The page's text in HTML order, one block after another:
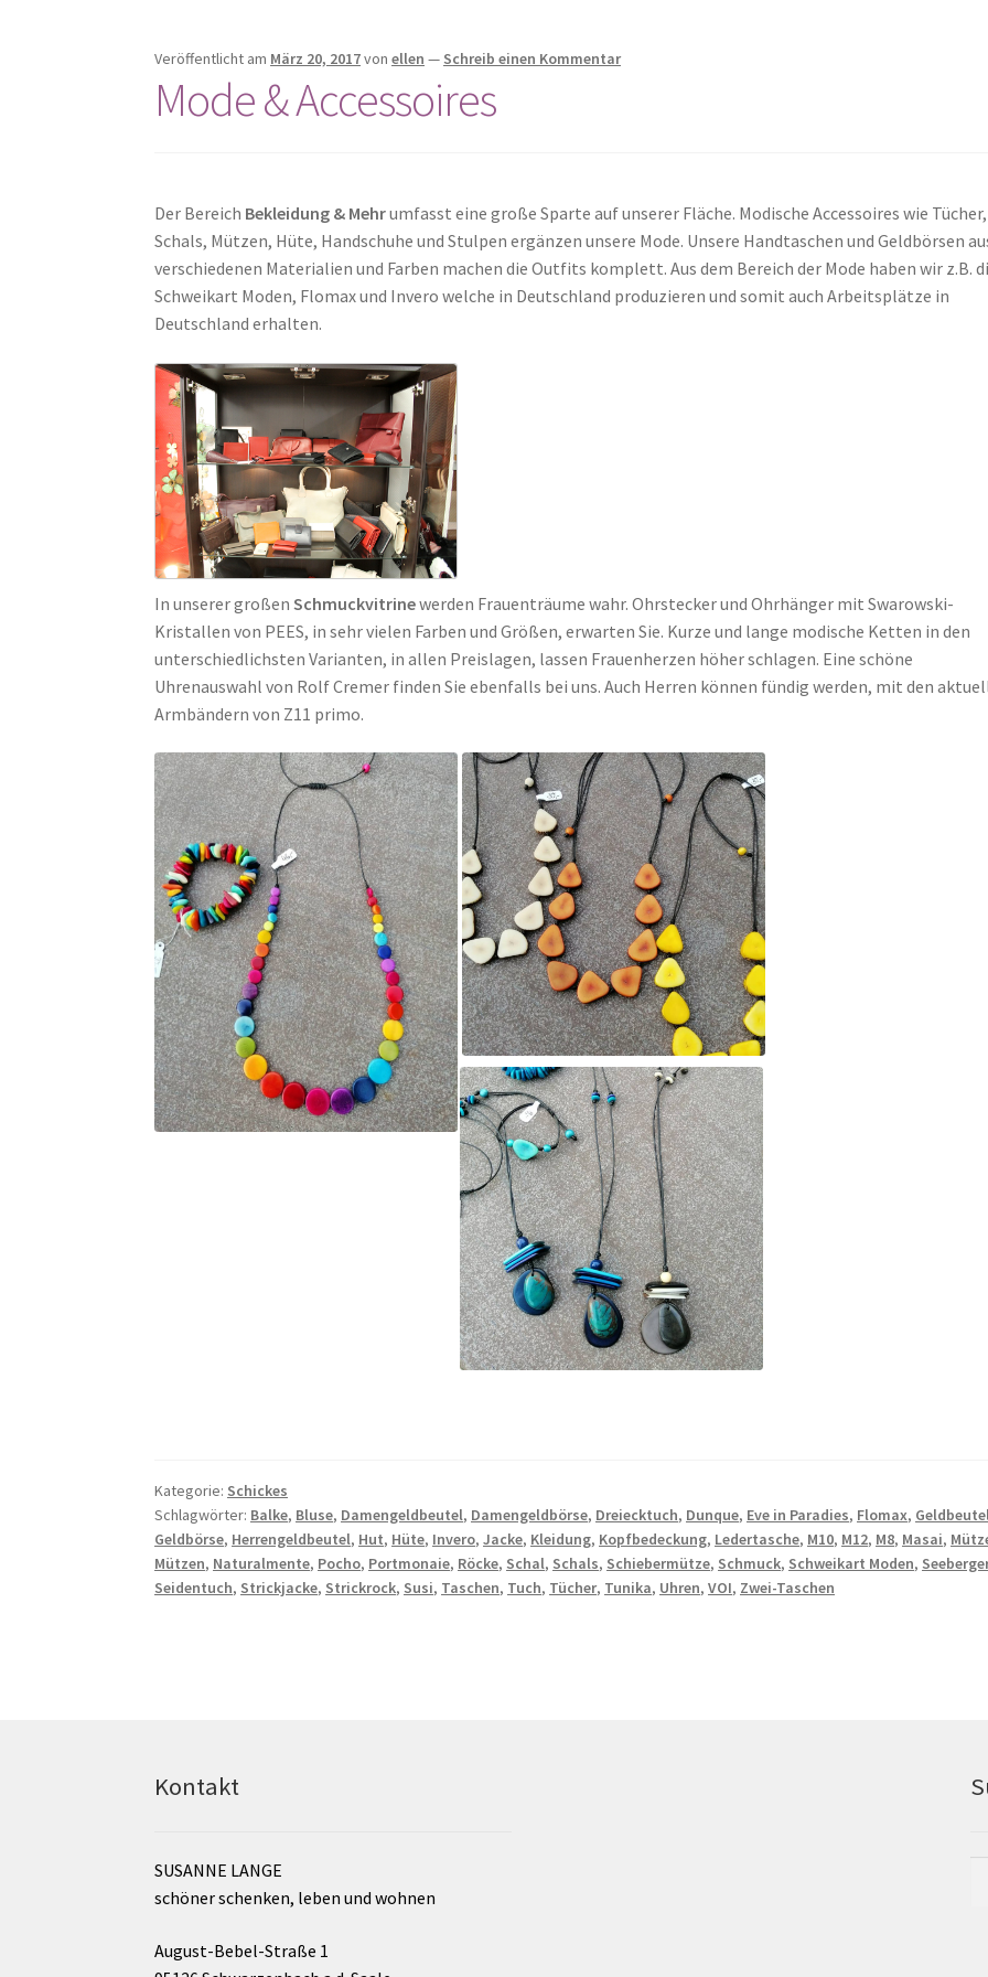
Veröffentlicht am März 20, 2017vonellen — Schreib einen Kommentar
Mode & Accessoires
Der Bereich Bekleidung & Mehrumfasst eine große Sparte auf unserer Fläche. Modische Accessoires wie Tücher,
Schals, Mützen, Hüte, Handschuhe und Stulpen ergänzen unsere Mode. Unsere Handtaschen und Geldbörsen
verschiedenen Materialien und Farben machen die Outfits komplett. Aus dem Bereich der Mode haben wir z.B.
Schweikart Moden, Flomax und Invero welche in Deutschland produzieren und somit auch Arbeitsplätze in
Deutschland erhalten.
In unserer großenSchmuckvitrinewerden Frauenträume wahr. Ohrstecker und Ohrhänger mit Swarowski-
Kristallen von PEES, in sehr vielen Farben und Größen, erwarten Sie. Kurze und lange modische Ketten in den
unterschiedlichsten Varianten, in allen Preislagen, lassen Frauenherzen höher schlagen. Eine schöne
Uhrenauswahl von Rolf Cremer finden Sie ebenfalls bei uns. Auch Herren können fündig werden, mit den
Armbändern von Z11 primo.
Kategorie: Schickes
Schlagwörter: Balke, Bluse, Damengeldbeutel, Damengeldbörse, Dreiecktuch, Dunque, Eve in Paradies, Flomax,
Geldbörse, Herrengeldbeutel, Hut, Hüte, Invero,Jacke, Kleidung, Kopfbedeckung, Ledertasche, M10, M12, M8, Masai,
Mützen, Naturalmente, Pocho, Portmonaie, Röcke, Schal, Schals, Schiebermütze, Schmuck, Schweikart Moden,
Seidentuch, Strickjacke, Strickrock, Susi, Taschen, Tuch, Tücher, Tunika, Uhren,VOI, Zwei-Taschen
Kontakt
SUSANNE LANGE
schöner schenken, leben und wohnen
August-Bebel-Straße 1